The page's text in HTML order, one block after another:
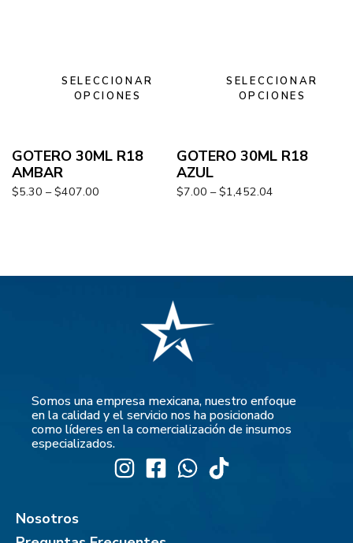
SELECCIONAR
OPCIONES
GOTERO 30ML R18
AMBAR
$5.30 – $407.00
SELECCIONAR
OPCIONES
GOTERO 30ML R18
AZUL
$7.00 – $1,452.04
Somos una empresa mexicana, nuestro enfoque
en la calidad y el servicio nos ha posicionado
como líderes en la comercialización de insumos
especializados.
Nosotros